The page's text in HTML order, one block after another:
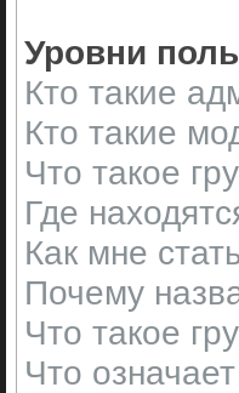
Уровни
Кто такие
Кто такие
Что такое
Где
Как мне
Почему
Что такое
Что